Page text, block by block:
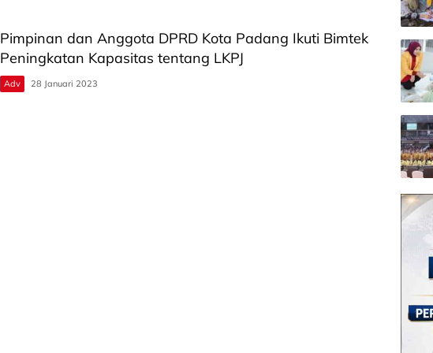
Pimpinan dan Anggota DPRD Kota Padang Ikuti Bimtek
Peningkatan Kapasitas tentang LKPJ
Adv 28 Januari 2023